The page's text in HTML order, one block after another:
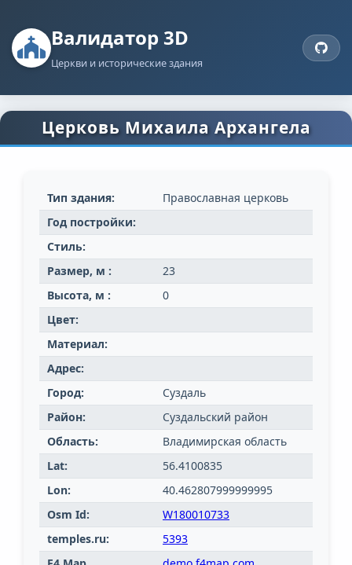
Валидатор 3D
Церкви и исторические здания
Церковь Михаила Архангела
Тип здания:
Православная церковь
Год постройки:
Стиль:
Размер, м :
23
Высота, м :
0
Цвет:
Материал:
Адрес:
Город:
Суздаль
Район:
Суздальский район
Область:
Владимирская область
Lat:
56.4100835
Lon:
40.462807999999995
Osm Id:
W180010733
temples.ru:
5393